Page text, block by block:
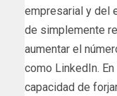
empresarial y del
de simplemente
aumentar el
como LinkedIn.
capacidad de